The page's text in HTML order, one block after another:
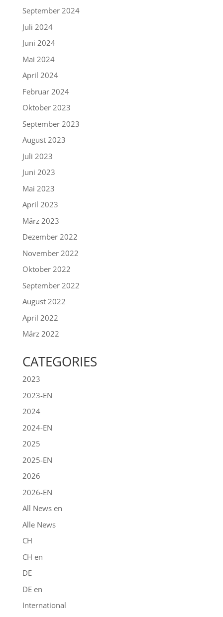
September 2024
Juli 2024
Juni 2024
Mai 2024
April 2024
Februar 2024
Oktober 2023
September 2023
August 2023
Juli 2023
Juni 2023
Mai 2023
April 2023
März 2023
Dezember 2022
November 2022
Oktober 2022
September 2022
August 2022
April 2022
März 2022
CATEGORIES
2023
2023-EN
2024
2024-EN
2025
2025-EN
2026
2026-EN
All News en
Alle News
CH
CH en
DE
DE en
International